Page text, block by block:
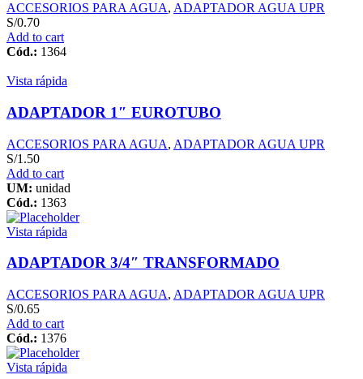
ACCESORIOS PARA AGUA, ADAPTADOR AGUA UPR
S/0.70
Add to cart
Cód.: 1364
Vista rápida
ADAPTADOR 1″ EUROTUBO
ACCESORIOS PARA AGUA, ADAPTADOR AGUA UPR
S/1.50
Add to cart
UM: unidad
Cód.: 1363
Vista rápida
ADAPTADOR 3/4″ TRANSFORMADO
ACCESORIOS PARA AGUA, ADAPTADOR AGUA UPR
S/0.65
Add to cart
Cód.: 1376
Vista rápida